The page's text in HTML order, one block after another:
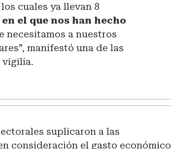
cuales ya llevan 8
el que nos han hecho
necesitamos a nuestros
manifestó una de las
vigilia.
suplicaron a las
consideración el gasto económico